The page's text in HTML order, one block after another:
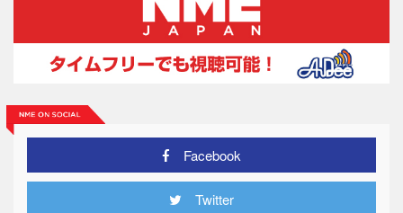
Facebook
Twitter